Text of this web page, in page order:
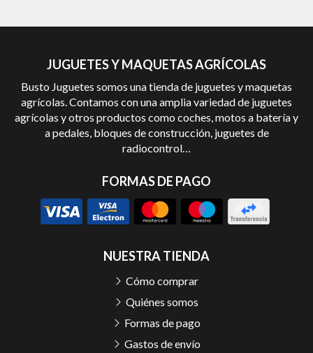
JUGUETES Y MAQUETAS AGRÍCOLAS
Busto Juguetes somos una tienda de juguetes y maquetas
agrícolas. Contamos con una amplia variedad de juguetes
agrícolas y otros productos como coches, motos a batería y
a pedales, bloques de construcción, juguetes de
radiocontrol…
FORMAS DE PAGO
NUESTRA TIENDA
Cómo comprar
Quiénes somos
Formas de pago
Gastos de envío